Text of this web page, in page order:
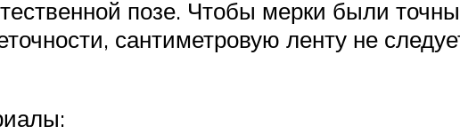
позе. Чтобы мерки были
сантиметровую ленту не